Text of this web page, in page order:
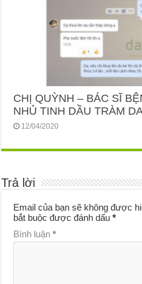
CHỊ QUỲNH – BÁC SĨ
NHỦ TINH DẦU TRÀM
12/04/2020
Trả lời
Email của bạn sẽ không được
bắt buộc được đánh dấu*
Bình luận*